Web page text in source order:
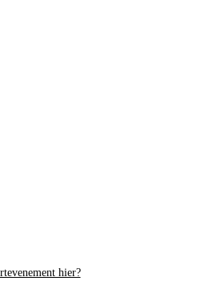
hier?